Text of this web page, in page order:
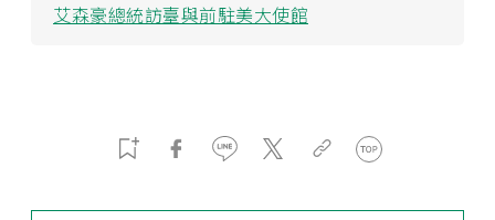
艾森豪總統訪臺與前駐美大使館